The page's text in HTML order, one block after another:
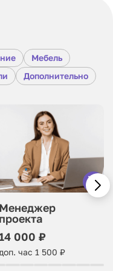
Мебель
Дополнительно
Менеджер
проекта
000 ₽
доп. час 1 500 ₽